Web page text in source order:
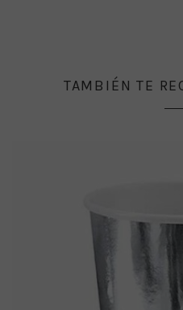
TAMBIÉN TE